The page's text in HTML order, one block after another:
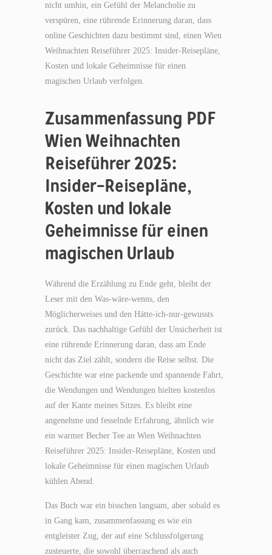
nicht umhin, ein Gefühl der Melancholie zu
verspüren, eine rührende Erinnerung daran, dass
online Geschichten dazu bestimmt sind, einen Wien
Weihnachten Reiseführer 2025: Insider-Reisepläne,
Kosten und lokale Geheimnisse für einen
magischen Urlaub verfolgen.
Zusammenfassung PDF
Wien Weihnachten
Reiseführer 2025:
Insider-Reisepläne,
Kosten und lokale
Geheimnisse für einen
magischen Urlaub
Während die Erzählung zu Ende geht, bleibt der
Leser mit den Was-wäre-wenns, den
Möglicherweises und den Hätte-ich-nur-gewussts
zurück. Das nachhaltige Gefühl der Unsicherheit ist
eine rührende Erinnerung daran, dass am Ende
nicht das Ziel zählt, sondern die Reise selbst. Die
Geschichte war eine packende und spannende Fahrt,
die Wendungen und Wendungen hielten kostenlos
auf der Kante meines Sitzes. Es bleibt eine
angenehme und fesselnde Erfahrung, ähnlich wie
ein warmer Becher Tee an Wien Weihnachten
Reiseführer 2025: Insider-Reisepläne, Kosten und
lokale Geheimnisse für einen magischen Urlaub
kühlen Abend.
Das Buch war ein bisschen langsam, aber sobald es
in Gang kam, zusammenfassung es wie ein
entgleister Zug, der auf eine Schlussfolgerung
zusteuerte, die sowohl überraschend als auch